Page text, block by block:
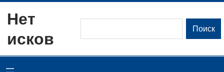
содержимому
Нет
исков
Поиск